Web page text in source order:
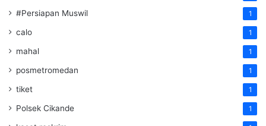
#Persiapan Muswil 1
calo 1
mahal 1
posmetromedan 1
tiket 1
Polsek Cikande 1